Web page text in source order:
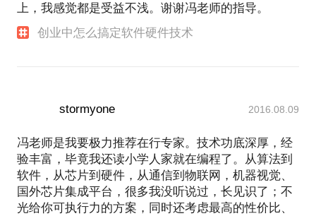
上，我感觉都是受益不浅。谢谢冯老师的指导。
创业中怎么搞定软件硬件技术
stormyone 2016.08.09
冯老师是我要极力推荐在行专家。技术功底深厚，经
验丰富，毕竟我还读小学人家就在编程了。从算法到
软件，从芯片到硬件，从通信到物联网，机器视觉、
国外芯片集成平台，很多我没听说过，长见识了；不
光给你可执行力的方案，同时还考虑最高的性价比、